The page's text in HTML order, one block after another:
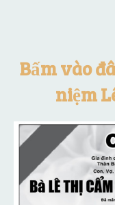
Bấm vào
niệm